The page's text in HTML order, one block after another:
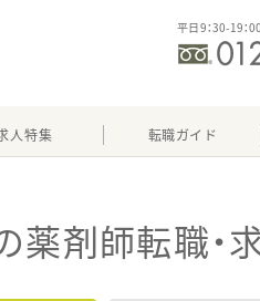
平日9：30-19：
人特集 転職ガイド
薬剤師転職・